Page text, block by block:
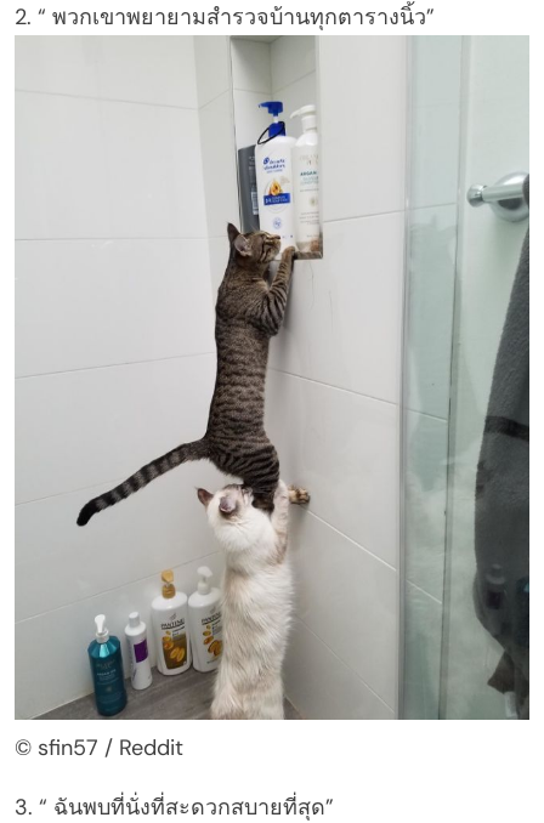
2. “ พวกเขาพยายามสำรวจบ้านทุกตารางนิ้ว”
© sfin57 / Reddit
3. “ ฉันพบที่นั่งที่สะดวกสบายที่สุด”